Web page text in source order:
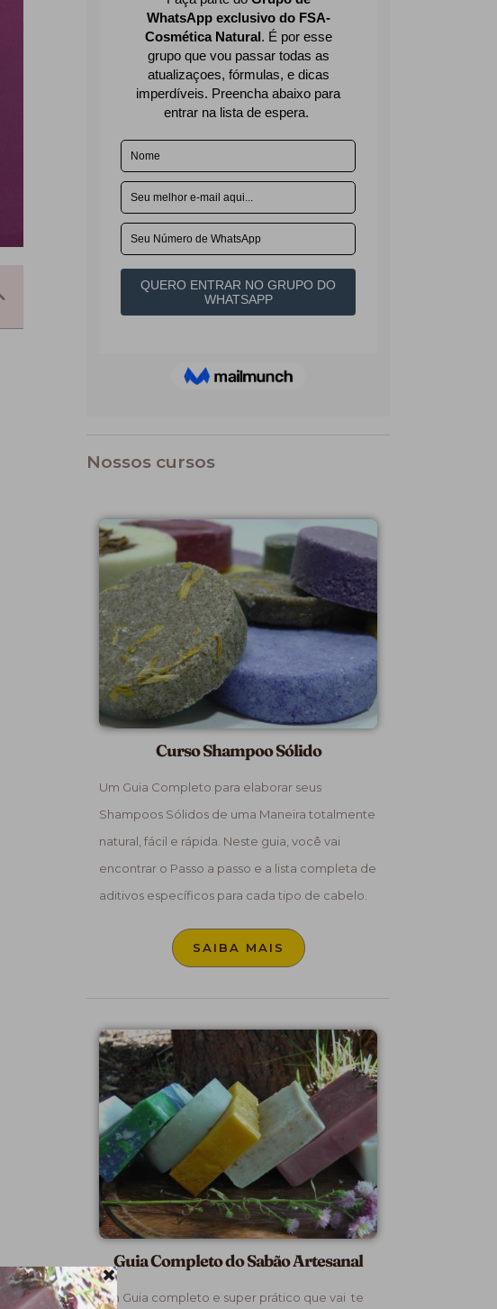
Nossos cursos
Curso Shampoo Sólido
Um Guia Completo para elaborar seus
Shampoos Sólidos de uma Maneira totalmente
natural, fácil e rápida. Neste guia, você vai
encontrar o Passo a passo e a lista completa de
aditivos específicos para cada tipo de cabelo.
SAIBA MAIS
Guia Completo do Sabão Artesanal
Um Guia completo e super prático que vai te